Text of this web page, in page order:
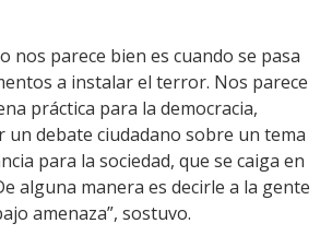
nos parece bien es cuando se pasa
a instalar el terror. Nos parece
práctica para la democracia,
un debate ciudadano sobre un tema
para la sociedad, que se caiga en
alguna manera es decirle a la gente
amenaza”, sostuvo.